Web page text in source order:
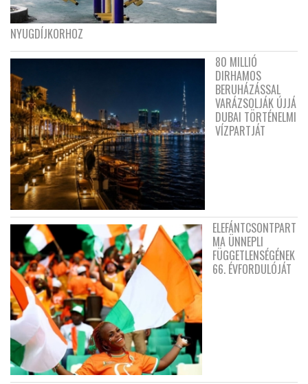
NYUGDÍJKORHOZ
80 MILLIÓ
DIRHAMOS
BERUHÁZÁSSAL
VARÁZSOLJÁK ÚJJÁ
DUBAI TÖRTÉNELMI
VÍZPARTJÁT
ELEFÁNTCSONTPART
MA ÜNNEPLI
FÜGGETLENSÉGÉNEK
66. ÉVFORDULÓJÁT